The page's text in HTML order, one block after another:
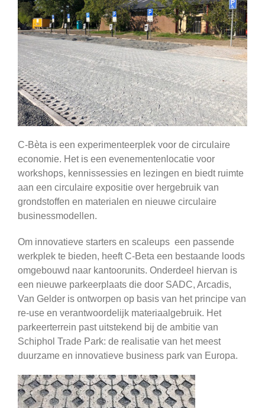
C-Bèta is een experimenteerplek voor de circulaire
economie. Het is een evenementenlocatie voor
workshops, kennissessies en lezingen en biedt ruimte
aan een circulaire expositie over hergebruik van
grondstoffen en materialen en nieuwe circulaire
businessmodellen.
Om innovatieve starters en scaleups een passende
werkplek te bieden, heeft C-Beta een bestaande loods
omgebouwd naar kantoorunits. Onderdeel hiervan is
een nieuwe parkeerplaats die door SADC, Arcadis,
Van Gelder is ontworpen op basis van het principe van
re-use en verantwoordelijk materiaalgebruik. Het
parkeerterrein past uitstekend bij de ambitie van
Schiphol Trade Park: de realisatie van het meest
duurzame en innovatieve business park van Europa.